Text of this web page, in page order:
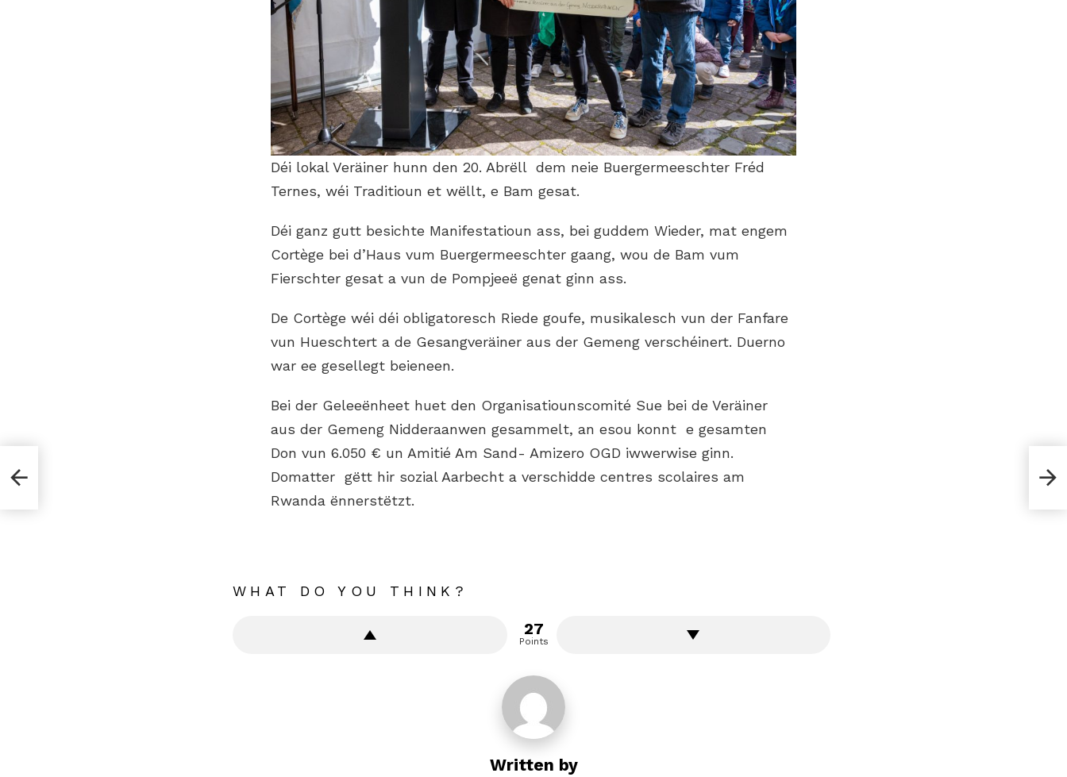
Déi lokal Veräiner hunn den 20. Abrëll dem neie Buergermeeschter Fréd
Ternes, wéi Traditioun et wëllt, e Bam gesat.
Déi ganz gutt besichte Manifestatioun ass, bei guddem Wieder, mat engem
Cortège bei d’Haus vum Buergermeeschter gaang, wou de Bam vum
Fierschter gesat a vun de Pompjeeë genat ginn ass.
De Cortège wéi déi obligatoresch Riede goufe, musikalesch vun der Fanfare
vun Hueschtert a de Gesangveräiner aus der Gemeng verschéinert. Duerno
war ee gesellegt beieneen.
Bei der Geleeënheet huet den Organisatiounscomité Sue bei de Veräiner
aus der Gemeng Nidderaanwen gesammelt, an esou konnt e gesamten
Don vun 6.050 € un Amitié Am Sand- Amizero OGD iwwerwise ginn.
Domatter gëtt hir sozial Aarbecht a verschidde centres scolaires am
Rwanda ënnerstëtzt.
WHAT DO YOU THINK?
27
Points
Written by